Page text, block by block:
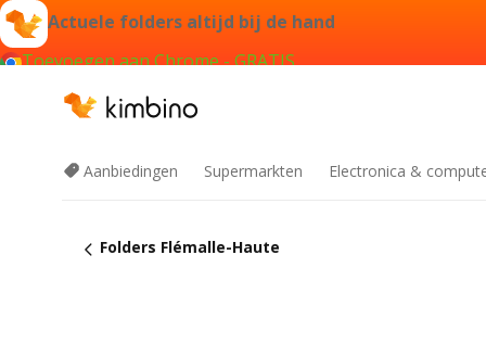
Actuele folders altijd bij de hand
Toevoegen aan Chrome - GRATIS
Aanbiedingen Supermarkten Electronica &
Folders Flémalle-Haute